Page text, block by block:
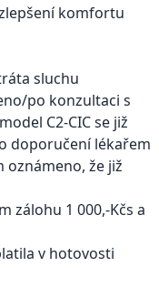
komfortu
sluchu
po konzultaci s
C2-CIC se již
doporučení lékařem
oznámeno, že již
zálohu 1 000,-Kčs a
v hotovosti